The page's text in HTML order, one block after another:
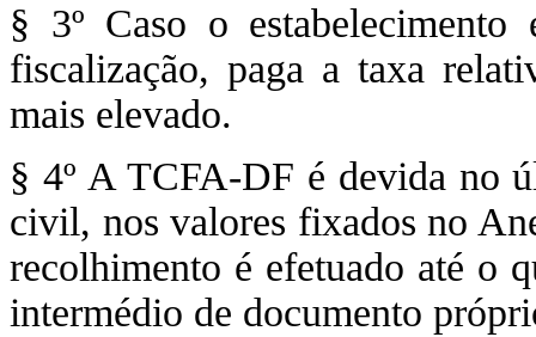
§ 3º Caso o
fiscalização, paga a taxa
mais elevado.
§ 4º A TCFA-DF é devida no
civil, nos valores fixados no
recolhimento é efetuado até o
intermédio de documento